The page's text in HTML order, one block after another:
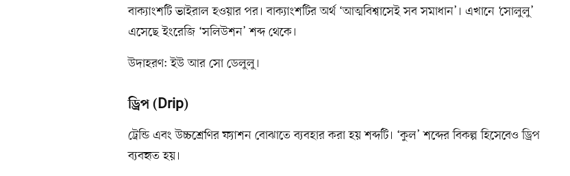
বাক্যাংশটি ভাইরাল হওয়ার পর। বাক্যাংশটির অর্থ ‘আত্মবিশ্বাসেই সব সমাধান’। এখানে ‘সোলুলু’
এসেছে ইংরেজি ‘সলিউশন’ শব্দ থেকে।
উদাহরণ: ইউ আর সো ডেলুলু।
ড্রিপ (Drip)
ট্রেন্ডি এবং উচ্চশ্রেণির ফ্যাশন বোঝাতে ব্যবহার করা হয় শব্দটি। ‘কুল’ শব্দের বিকল্প হিসেবেও ড্রিপ
ব্যবহৃত হয়।